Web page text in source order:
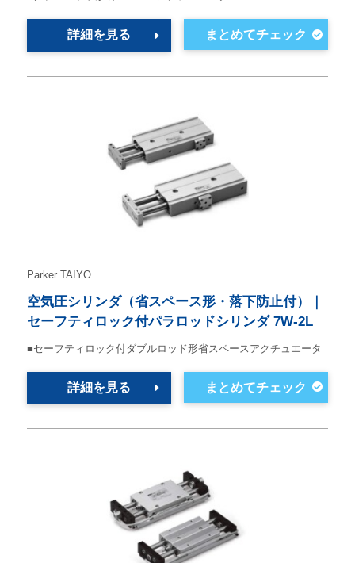
詳細を見る
Parker TAIYO
空気圧シリンダ（省スペース形・落下防止付）｜
セーフティロック付パラロッドシリンダ 7W-2L
■セーフティロック付ダブルロッド形省スペースアクチュエータ
詳細を見る